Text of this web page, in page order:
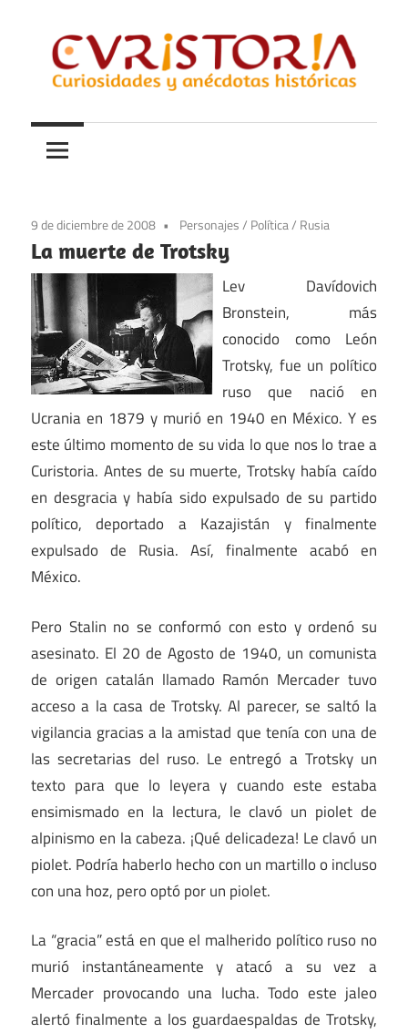
contenido
Curistoria
y
anécdotas
historia
9 de diciembre de 2008 Personajes/ Política/ Rusia
La muerte de Trotsky
Lev Davídovich
Bronstein, más
conocido como León
Trotsky, fue un político
ruso que nació en
Ucrania en 1879 y murió en 1940 en México. Y es
este último momento de su vida lo que nos lo trae a
Curistoria. Antes de su muerte, Trotsky había caído
en desgracia y había sido expulsado de su partido
político, deportado a Kazajistán y finalmente
expulsado de Rusia. Así, finalmente acabó en
México.
Pero Stalin no se conformó con esto y ordenó su
asesinato. El 20 de Agosto de 1940, un comunista
de origen catalán llamado Ramón Mercader tuvo
acceso a la casa de Trotsky. Al parecer, se saltó la
vigilancia gracias a la amistad que tenía con una de
las secretarias del ruso. Le entregó a Trotsky un
texto para que lo leyera y cuando este estaba
ensimismado en la lectura, le clavó un piolet de
alpinismo en la cabeza. ¡Qué delicadeza! Le clavó un
piolet. Podría haberlo hecho con un martillo o incluso
con una hoz, pero optó por un piolet.
La “gracia” está en que el malherido político ruso no
murió instantáneamente y atacó a su vez a
Mercader provocando una lucha. Todo este jaleo
alertó finalmente a los guardaespaldas de Trotsky,